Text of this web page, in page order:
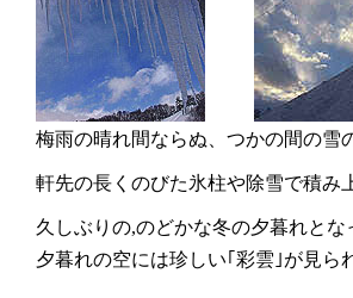
梅雨の晴れ間ならぬ、つかの間の雪
軒先の長くのびた氷柱や除雪で積み
久しぶりの,のどかな冬の夕暮れとな
夕暮れの空には珍しい｢彩雲｣が見ら